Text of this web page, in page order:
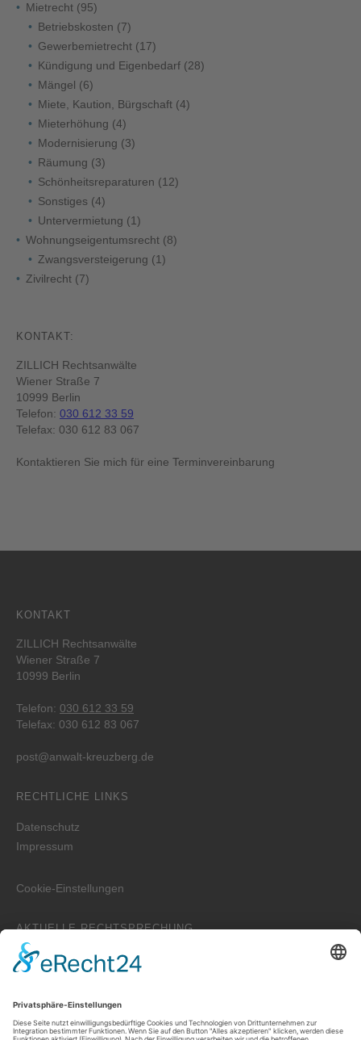
Mietrecht (95)
Betriebskosten (7)
Gewerbemietrecht (17)
Kündigung und Eigenbedarf (28)
Mängel (6)
Miete, Kaution, Bürgschaft (4)
Mieterhöhung (4)
Modernisierung (3)
Räumung (3)
Schönheitsreparaturen (12)
Sonstiges (4)
Untervermietung (1)
Wohnungseigentumsrecht (8)
Zwangsversteigerung (1)
Zivilrecht (7)
KONTAKT:
ZILLICH Rechtsanwälte
Wiener Straße 7
10999 Berlin
Telefon: 030 612 33 59
Telefax: 030 612 83 067
Kontaktieren Sie mich für eine Terminvereinbarung
KONTAKT
ZILLICH Rechtsanwälte
Wiener Straße 7
10999 Berlin
Telefon: 030 612 33 59
Telefax: 030 612 83 067
post@anwalt-kreuzberg.de
RECHTLICHE LINKS
Datenschutz
Impressum
Cookie-Einstellungen
AKTUELLE RECHTSPRECHUNG
Beweislast bei Emails
Prozessvollmacht – Wie lange ist sie wirksam?